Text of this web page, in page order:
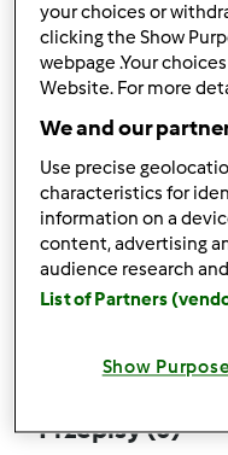
Obserwuj
AnetaY
Który model
tm6
Komentarze
Przepisy(0)
your choices or
clicking the Show
webpage .Your
Website. For more
We and our
Use precise
characteristics for
information on a
content, advertising
audience research
List of Partners
Show